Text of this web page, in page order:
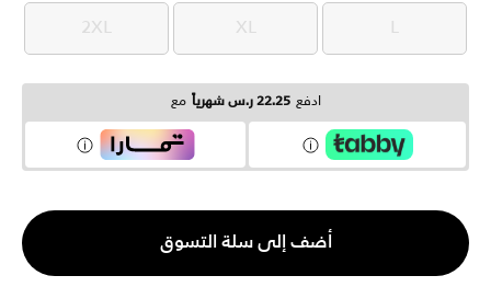
L
L
XL
XL
2XL
2XL
ادفع 22.25 ر.س شهرياً مع
الكمية
1
أضف إلى سلة التسوق